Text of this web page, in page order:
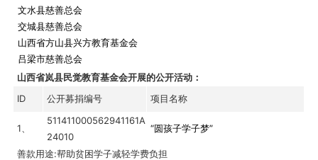
文水县慈善总会
交城县慈善总会
山西省方山县兴方教育基金会
吕梁市慈善总会
山西省岚县民觉教育基金会开展的公开活动：
ID
公开募捐编号 项目名称
1、
511411000562941161A
24010
“圆孩子学子梦”
善款用途:帮助贫困学子减轻学费负担